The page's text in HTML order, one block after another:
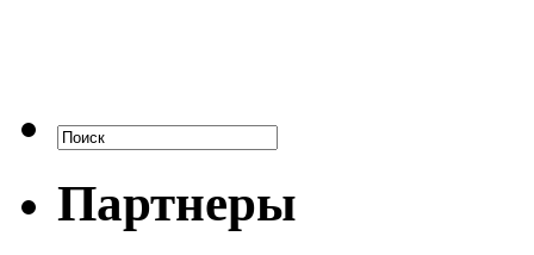
Партнеры